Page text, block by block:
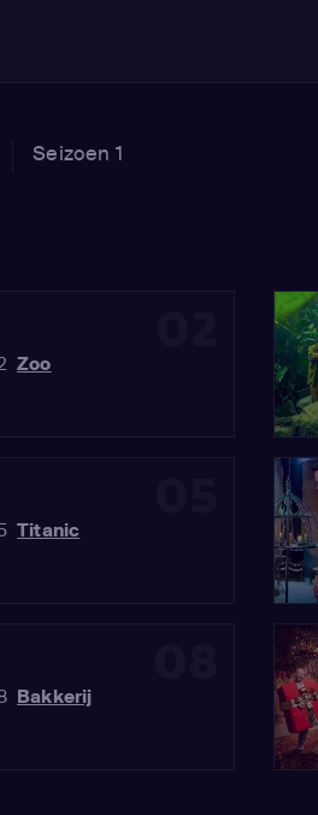
Seizoen 1
Zoo
Titanic
Bakkerij